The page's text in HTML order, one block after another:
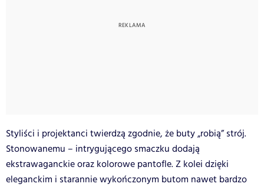
Styliści i projektanci twierdzą zgodnie, że buty „robią” strój.
Stonowanemu – intrygującego smaczku dodają
ekstrawaganckie oraz kolorowe pantofle. Z kolei dzięki
eleganckim i starannie wykończonym butom nawet bardzo